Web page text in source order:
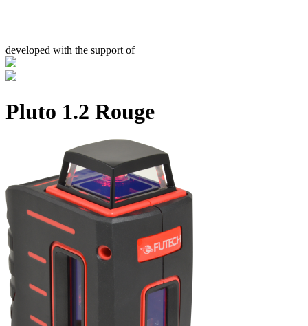
developed with the support of
Pluto 1.2 Rouge